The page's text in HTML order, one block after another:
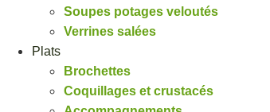
Soupes potages veloutés
Verrines salées
Plats
Brochettes
Coquillages et crustacés